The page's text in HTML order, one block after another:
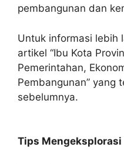
pembangunan dan
Untuk informasi lebih
artikel “Ibu Kota
Pemerintahan,
Pembangunan” yang
sebelumnya.
Tips Mengeksplorasi